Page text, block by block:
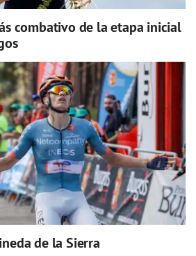
combativo de la etapa inicial
de la Sierra